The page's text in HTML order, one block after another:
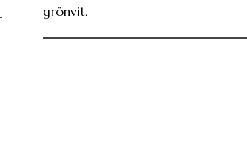
grönvit.